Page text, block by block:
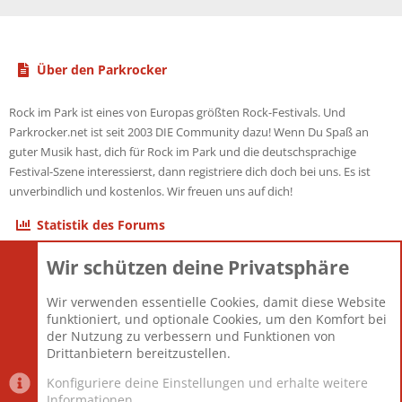
Über den Parkrocker
Rock im Park ist eines von Europas größten Rock-Festivals. Und
Parkrocker.net ist seit 2003 DIE Community dazu! Wenn Du Spaß an
guter Musik hast, dich für Rock im Park und die deutschsprachige
Festival-Szene interessierst, dann registriere dich doch bei uns. Es ist
unverbindlich und kostenlos. Wir freuen uns auf dich!
Statistik des Forums
Themen
Mitglieder
12.427
Neuestes Mitglied
Berlin
Wir schützen deine Privatsphäre
Wir verwenden essentielle Cookies, damit diese Website
funktioniert, und optionale Cookies, um den Komfort bei
der Nutzung zu verbessern und Funktionen von
Drittanbietern bereitzustellen.
Konfiguriere deine Einstellungen und erhalte weitere